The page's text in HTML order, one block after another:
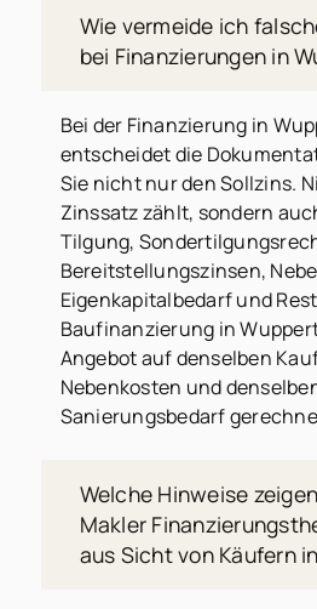
Wie vermeide ich
bei Finanzierungen in
Bei der Finanzierung in
entscheidet die
Sie nicht nur den Sollzins.
Zinssatz zählt, sondern
Tilgung,
Bereitstellungszinsen,
Eigenkapitalbedarf und
Baufinanzierung in
Angebot auf denselben
Nebenkosten und
Sanierungsbedarf
Welche Hinweise
Makler
aus Sicht von Käufern